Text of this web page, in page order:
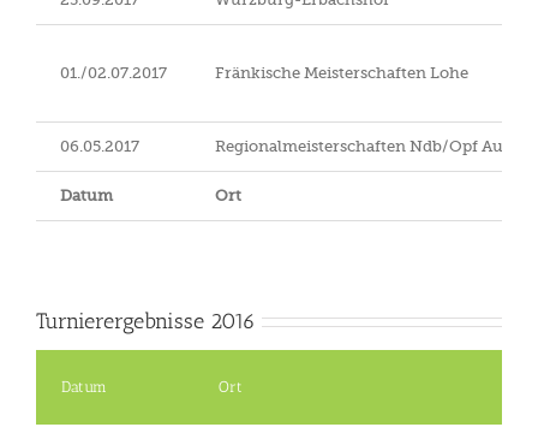
01./02.07.2017 Fränkische Meisterschaften Lohe
06.05.2017 Regionalmeisterschaften Ndb/Opf
Datum Ort
Turnierergebnisse 2016
Datum Ort